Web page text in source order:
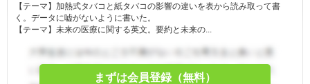
条件 -
免除 -
-
【テーマ】加熱式タバコと紙タバコの影響の違いを表から読み取って書
く。データに嘘がないように書いた。
【テーマ】未来の医療に関する英文。要約と未来の...
まずは会員登録（無料）